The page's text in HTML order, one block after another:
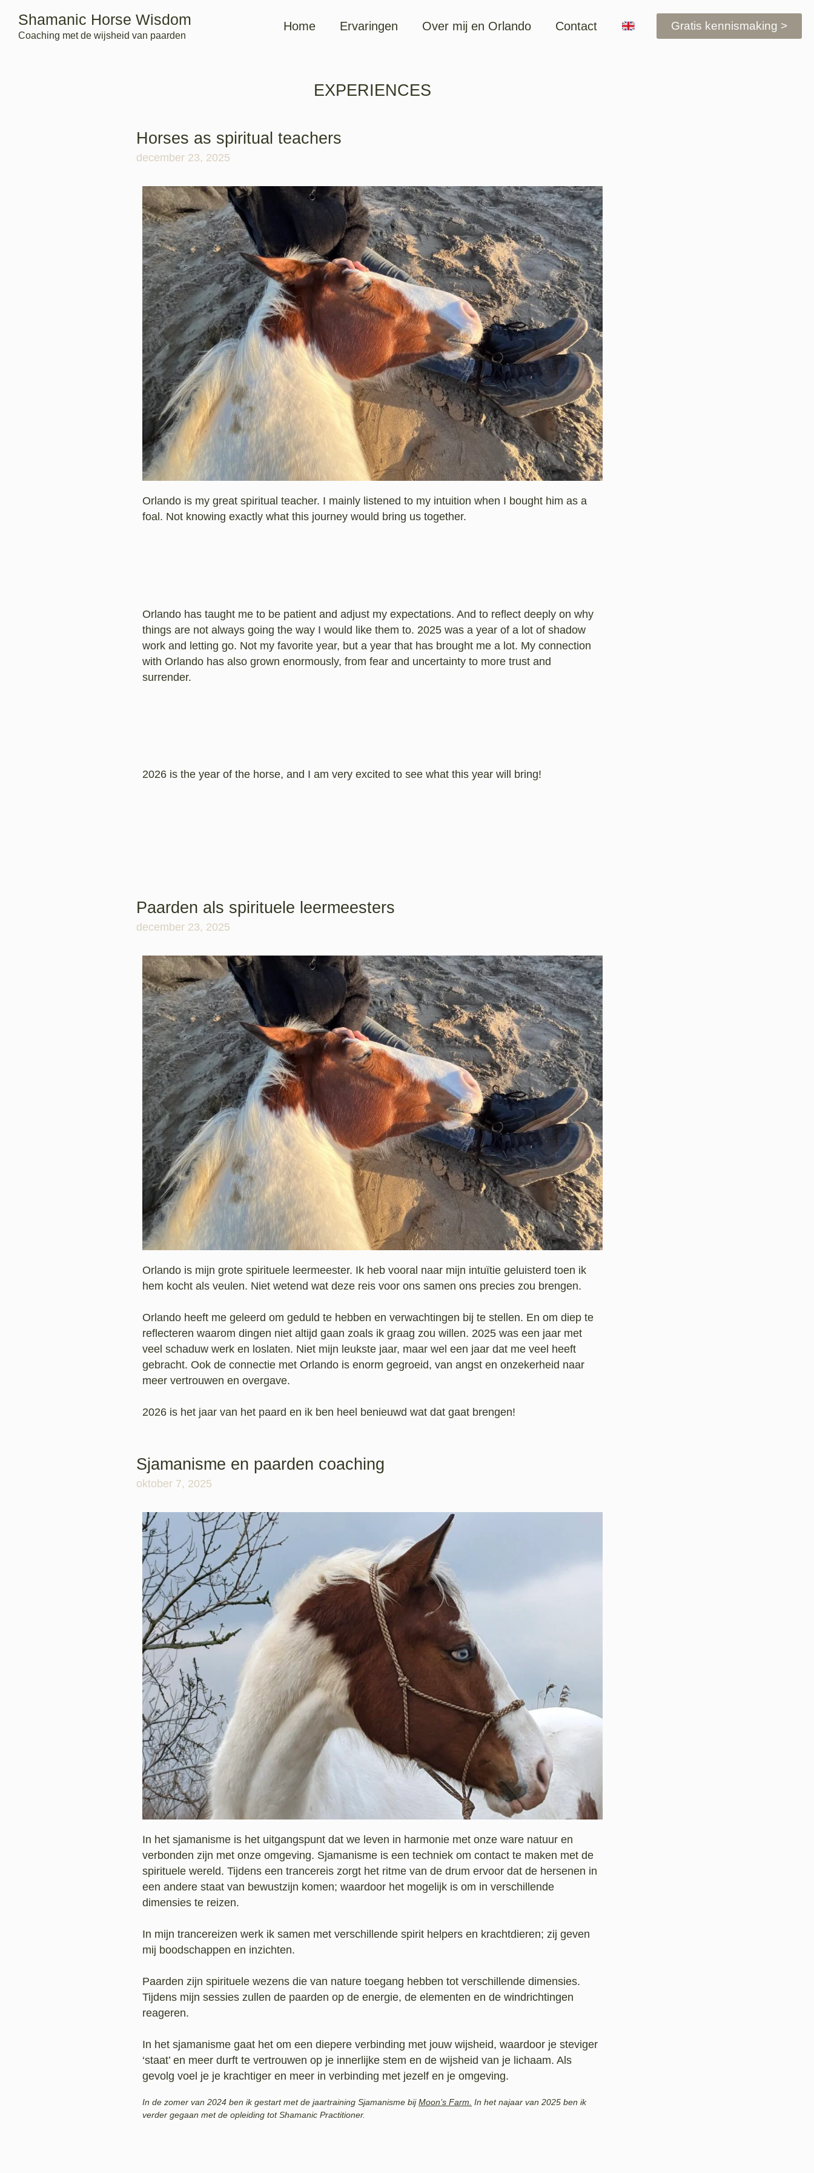
Shamanic Horse Wisdom
Coaching met de wijsheid van paarden
Home Ervaringen Over mij en Orlando Contact Gratis kennismaking >
EXPERIENCES
Horses as spiritual teachers
december 23, 2025
Orlando is my great spiritual teacher. I mainly listened to my intuition when I bought him as a
foal. Not knowing exactly what this journey would bring us together.
Orlando has taught me to be patient and adjust my expectations. And to reflect deeply on why
things are not always going the way I would like them to. 2025 was a year of a lot of shadow
work and letting go. Not my favorite year, but a year that has brought me a lot. My connection
with Orlando has also grown enormously, from fear and uncertainty to more trust and
surrender.
2026 is the year of the horse, and I am very excited to see what this year will bring!
Paarden als spirituele leermeesters
december 23, 2025
Orlando is mijn grote spirituele leermeester. Ik heb vooral naar mijn intuïtie geluisterd toen ik
hem kocht als veulen. Niet wetend wat deze reis voor ons samen ons precies zou brengen.
Orlando heeft me geleerd om geduld te hebben en verwachtingen bij te stellen. En om diep te
reflecteren waarom dingen niet altijd gaan zoals ik graag zou willen. 2025 was een jaar met
veel schaduw werk en loslaten. Niet mijn leukste jaar, maar wel een jaar dat me veel heeft
gebracht. Ook de connectie met Orlando is enorm gegroeid, van angst en onzekerheid naar
meer vertrouwen en overgave.
2026 is het jaar van het paard en ik ben heel benieuwd wat dat gaat brengen!
Sjamanisme en paarden coaching
oktober 7, 2025
In het sjamanisme is het uitgangspunt dat we leven in harmonie met onze ware natuur en
verbonden zijn met onze omgeving. Sjamanisme is een techniek om contact te maken met de
spirituele wereld. Tijdens een trancereis zorgt het ritme van de drum ervoor dat de hersenen in
een andere staat van bewustzijn komen; waardoor het mogelijk is om in verschillende
dimensies te reizen.
In mijn trancereizen werk ik samen met verschillende spirit helpers en krachtdieren; zij geven
mij boodschappen en inzichten.
Paarden zijn spirituele wezens die van nature toegang hebben tot verschillende dimensies.
Tijdens mijn sessies zullen de paarden op de energie, de elementen en de windrichtingen
reageren.
In het sjamanisme gaat het om een diepere verbinding met jouw wijsheid, waardoor je steviger
‘staat’ en meer durft te vertrouwen op je innerlijke stem en de wijsheid van je lichaam. Als
gevolg voel je je krachtiger en meer in verbinding met jezelf en je omgeving.
In de zomer van 2024 ben ik gestart met de jaartraining Sjamanisme bijMoon’s Farm. In het najaar van 2025 ben ik
verder gegaan met de opleiding tot Shamanic Practitioner.